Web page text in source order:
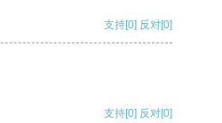
支持[0] 反对[0]
支持[0] 反对[0]